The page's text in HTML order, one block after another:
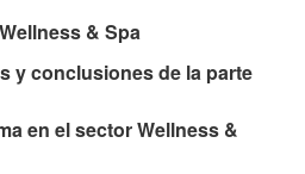
& Spa
y conclusiones de la parte
en el sector Wellness &